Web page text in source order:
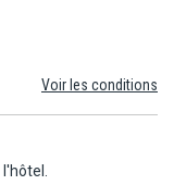
9h - 18h (été).
Voir les conditions